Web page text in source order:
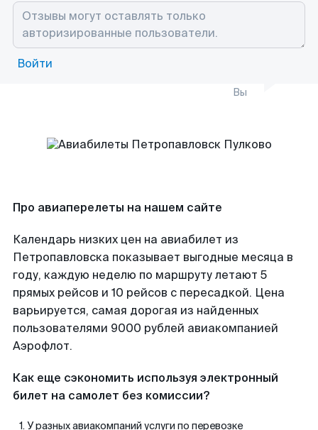
Войти
Вы
Про авиаперелеты на нашем сайте
Календарь низких цен на авиабилет из
Петропавловска показывает выгодные месяца в
году, каждую неделю по маршруту летают 5
прямых рейсов и 10 рейсов с пересадкой. Цена
варьируется, самая дорогая из найденных
пользователями 9000 рублей авиакомпанией
Аэрофлот.
Как еще сэкономить используя электронный
билет на самолет без комиссии?
У разных авиакомпаний услуги по перевозке